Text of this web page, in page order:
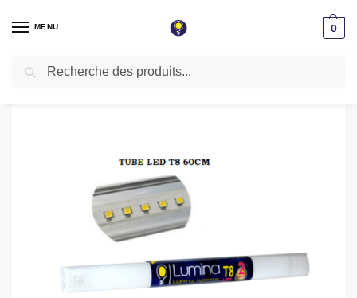
MENU 0
Accueil / Reglette & tube LED / Tube LED en verre T8 20W 120cm Lumière Blanche 6500k 1800lm